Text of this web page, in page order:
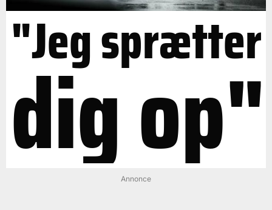
"Jeg sprætter
dig op"
Annonce